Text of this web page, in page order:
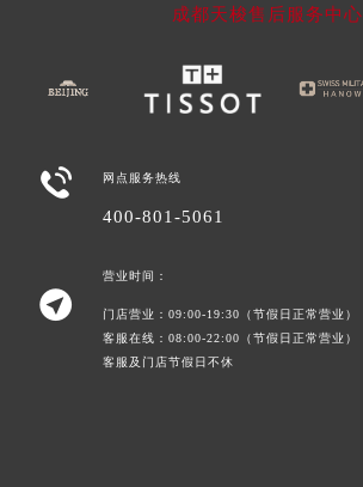
成都天梭售后服务中心
 网点服务热线
400-801-5061

营业时间：
门店营业：09:00-19:30（节假日正常营业）
客服在线：08:00-22:00（节假日正常营业）
客服及门店节假日不休